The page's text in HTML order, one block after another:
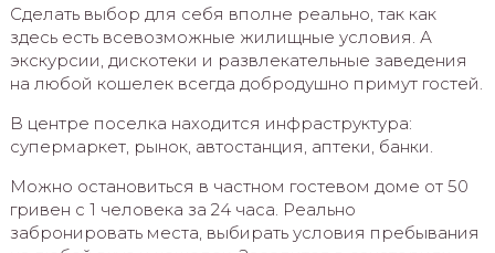
Сделать выбор для себя вполне реально, так как
здесь есть всевозможные жилищные условия. А
экскурсии, дискотеки и развлекательные заведения
на любой кошелек всегда добродушно примут гостей.
В центре поселка находится инфраструктура:
супермаркет, рынок, автостанция, аптеки, банки.
Можно остановиться в частном гостевом доме от 50
гривен с 1 человека за 24 часа. Реально
забронировать места, выбирать условия пребывания